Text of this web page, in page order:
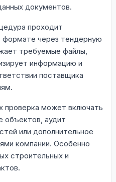
документов.
проходит
через тендерную
требуемые файлы,
информацию и
поставщика
проверка может включать
объектов, аудит
или дополнительное
компании. Особенно
строительных и